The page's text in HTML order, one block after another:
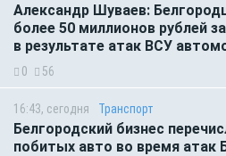
Александр Шуваев:
более 50 миллионов рублей
в результате атак ВСУ
0 56
16:43, сегодня Транспорт
Белгородский бизнес
побитых авто во время атак